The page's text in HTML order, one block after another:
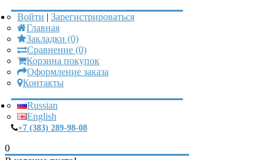
Войти | Зарегистрироваться
Главная
Закладки (0)
Сравнение (0)
Корзина покупок
Оформление заказа
Контакты
Russian
English
+7 (383) 289-98-08
0